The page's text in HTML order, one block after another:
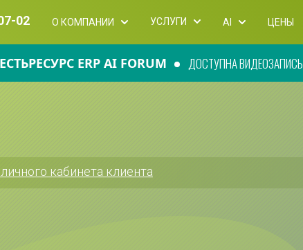
02 О КОМПАНИИ УСЛУГИ AI ЦЕНЫ
ЕСТЬРЕСУРС ERP AI FORUM ДОСТУПНА ВИДЕОЗАПИСЬ
кабинета клиента